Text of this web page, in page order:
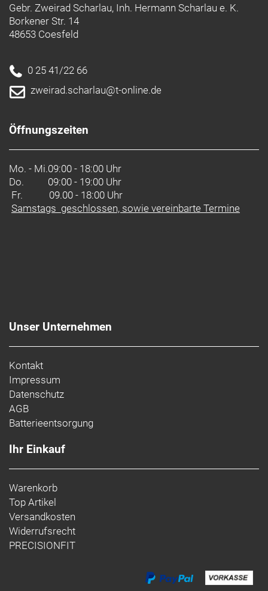
Gebr. Zweirad Scharlau, Inh. Hermann Scharlau e. K.
Borkener Str. 14
48653 Coesfeld
0 25 41/22 66
zweirad.scharlau@t-online.de
Öffnungszeiten
Mo. - Mi.09:00 - 18:00 Uhr
Do.
09:00 - 19:00 Uhr
Fr. 09.00 - 18:00 Uhr
Samstags geschlossen, sowie vereinbarte Termine
Unser Unternehmen
Kontakt
Impressum
Datenschutz
AGB
Batterieentsorgung
Ihr Einkauf
Warenkorb
Top Artikel
Versandkosten
Widerrufsrecht
PRECISIONFIT